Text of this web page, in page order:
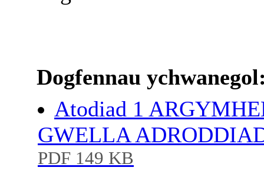
Dogfennau
Atodiad 1
GWELLA
PDF 149 KB